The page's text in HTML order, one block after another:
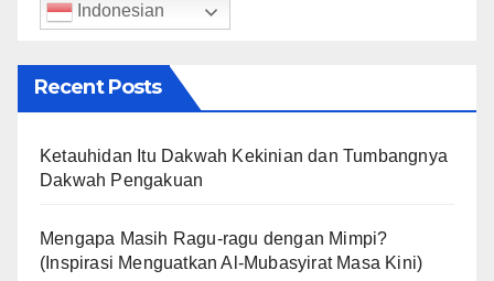
Indonesian
Recent Posts
Ketauhidan Itu Dakwah Kekinian dan Tumbangnya
Dakwah Pengakuan
Mengapa Masih Ragu-ragu dengan Mimpi?
(Inspirasi Menguatkan Al-Mubasyirat Masa Kini)